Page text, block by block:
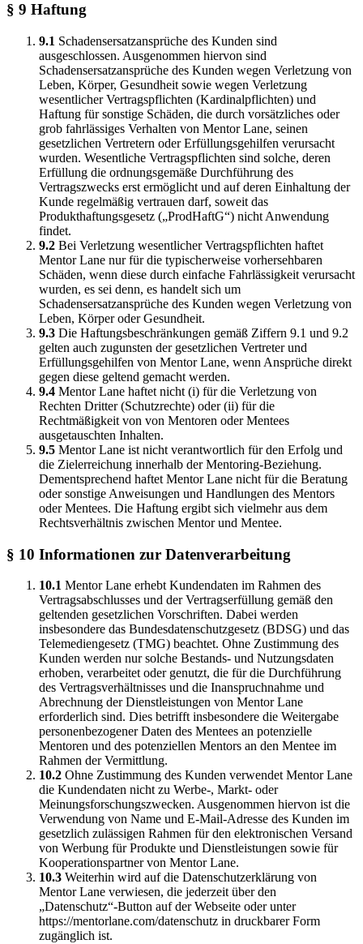
§ 9 Haftung
9.1 Schadensersatzansprüche des Kunden sind
ausgeschlossen. Ausgenommen hiervon sind
Schadensersatzansprüche des Kunden wegen Verletzung von
Leben, Körper, Gesundheit sowie wegen Verletzung
wesentlicher Vertragspflichten (Kardinalpflichten) und
Haftung für sonstige Schäden, die durch vorsätzliches oder
grob fahrlässiges Verhalten von Mentor Lane, seinen
gesetzlichen Vertretern oder Erfüllungsgehilfen verursacht
wurden. Wesentliche Vertragspflichten sind solche, deren
Erfüllung die ordnungsgemäße Durchführung des
Vertragszwecks erst ermöglicht und auf deren Einhaltung der
Kunde regelmäßig vertrauen darf, soweit das
Produkthaftungsgesetz („ProdHaftG“) nicht Anwendung
findet.
9.2 Bei Verletzung wesentlicher Vertragspflichten haftet
Mentor Lane nur für die typischerweise vorhersehbaren
Schäden, wenn diese durch einfache Fahrlässigkeit verursacht
wurden, es sei denn, es handelt sich um
Schadensersatzansprüche des Kunden wegen Verletzung von
Leben, Körper oder Gesundheit.
9.3 Die Haftungsbeschränkungen gemäß Ziffern 9.1 und 9.2
gelten auch zugunsten der gesetzlichen Vertreter und
Erfüllungsgehilfen von Mentor Lane, wenn Ansprüche direkt
gegen diese geltend gemacht werden.
9.4 Mentor Lane haftet nicht (i) für die Verletzung von
Rechten Dritter (Schutzrechte) oder (ii) für die
Rechtmäßigkeit von von Mentoren oder Mentees
ausgetauschten Inhalten.
9.5 Mentor Lane ist nicht verantwortlich für den Erfolg und
die Zielerreichung innerhalb der Mentoring-Beziehung.
Dementsprechend haftet Mentor Lane nicht für die Beratung
oder sonstige Anweisungen und Handlungen des Mentors
oder Mentees. Die Haftung ergibt sich vielmehr aus dem
Rechtsverhältnis zwischen Mentor und Mentee.
§ 10 Informationen zur Datenverarbeitung
10.1 Mentor Lane erhebt Kundendaten im Rahmen des
Vertragsabschlusses und der Vertragserfüllung gemäß den
geltenden gesetzlichen Vorschriften. Dabei werden
insbesondere das Bundesdatenschutzgesetz (BDSG) und das
Telemediengesetz (TMG) beachtet. Ohne Zustimmung des
Kunden werden nur solche Bestands- und Nutzungsdaten
erhoben, verarbeitet oder genutzt, die für die Durchführung
des Vertragsverhältnisses und die Inanspruchnahme und
Abrechnung der Dienstleistungen von Mentor Lane
erforderlich sind. Dies betrifft insbesondere die Weitergabe
personenbezogener Daten des Mentees an potenzielle
Mentoren und des potenziellen Mentors an den Mentee im
Rahmen der Vermittlung.
10.2 Ohne Zustimmung des Kunden verwendet Mentor Lane
die Kundendaten nicht zu Werbe-, Markt- oder
Meinungsforschungszwecken. Ausgenommen hiervon ist die
Verwendung von Name und E-Mail-Adresse des Kunden im
gesetzlich zulässigen Rahmen für den elektronischen Versand
von Werbung für Produkte und Dienstleistungen sowie für
Kooperationspartner von Mentor Lane.
10.3 Weiterhin wird auf die Datenschutzerklärung von
Mentor Lane verwiesen, die jederzeit über den
„Datenschutz“-Button auf der Webseite oder unter
https://mentorlane.com/datenschutz in druckbarer Form
zugänglich ist.